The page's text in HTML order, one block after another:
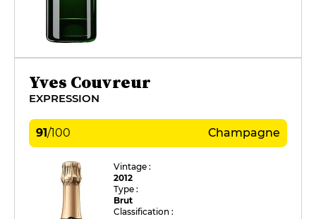
Yves Couvreur
EXPRESSION
91/100 Champagne
Vintage :
2012
Type :
Brut
Classification :